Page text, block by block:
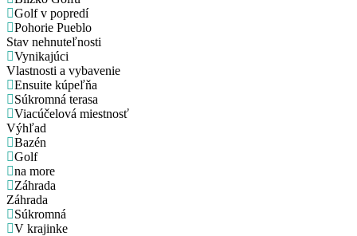
Golf v popredí
Pohorie Pueblo
Stav nehnuteľnosti
Vynikajúci
Vlastnosti a vybavenie
Ensuite kúpeľňa
Súkromná terasa
Viacúčelová miestnosť
Výhľad
Bazén
Golf
na more
Záhrada
Záhrada
Súkromná
V krajinke